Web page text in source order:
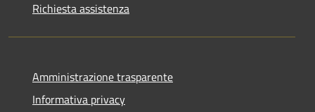
Richiesta assistenza
Amministrazione trasparente
Informativa privacy